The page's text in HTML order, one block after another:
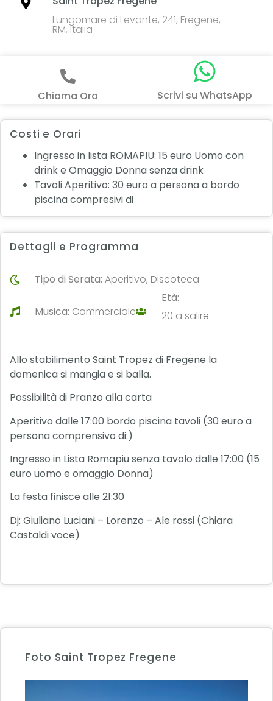
Lungomare di Levante, 241, Fregene,
RM, Italia
Chiama Ora Scrivi su WhatsApp
Costi e Orari
Ingresso in lista ROMAPIU: 15 euro Uomo con
drink e Omaggio Donna senza drink
Tavoli Aperitivo: 30 euro a persona a bordo
piscina compresivi di
Dettagli e Programma
Tipo di Serata:Aperitivo, Discoteca
Musica: Commerciale
Età:
20 a salire
Allo stabilimento Saint Tropez di Fregene la
domenica si mangia e si balla.
Possibilità di Pranzo alla carta
Aperitivo dalle 17:00 bordo piscina tavoli (30 euro a
persona comprensivo di:)
Ingresso in Lista Romapiu senza tavolo dalle 17:00 (15
euro uomo e omaggio Donna)
La festa finisce alle 21:30
Dj: Giuliano Luciani – Lorenzo – Ale rossi (Chiara
Castaldi voce)
Foto Saint Tropez Fregene